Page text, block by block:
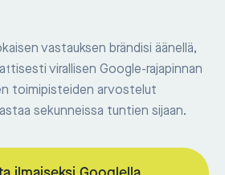
vastauksen brändisi äänellä,
virallisen Google-rajapinnan
toimipisteiden arvostelut
sekunneissa tuntien sijaan.